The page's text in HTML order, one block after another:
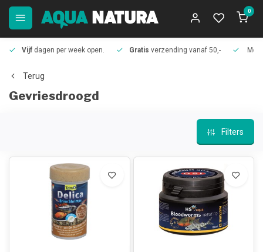
0
Vijf dagen per week open. Gratis verzending vanaf 50,-
Terug
Gevriesdroogd
Filters